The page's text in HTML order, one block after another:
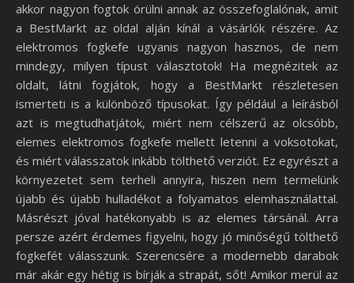
akkor nagyon fogtok örülni annak az összefoglalónak, amit
a BestMarkt az oldal alján kínál a vásárlók részére. Az
elektromos fogkefe ugyanis nagyon hasznos, de nem
mindegy, milyen típust választotok! Ha megnézitek az
oldalt, látni fogjátok, hogy a BestMarkt részletesen
ismerteti is a különböző típusokat. Így például a leírásból
azt is megtudhatjátok, miért nem célszerű az olcsóbb,
elemes elektromos fogkefe mellett letenni a voksotokat,
és miért válasszatok inkább tölthető verziót. Ez egyrészt a
környezetet sem terheli annyira, hiszen nem termelünk
újabb és újabb hulladékot a folyamatos elemhasználattal.
Másrészt jóval hatékonyabb is az elemes társánál. Arra
persze azért érdemes figyelni, hogy jó minőségű tölthető
fogkefét válasszunk. Szerencsére a modernebb darabok
már akár egy hétig is bírják a strapát, sőt! Amikor merül az